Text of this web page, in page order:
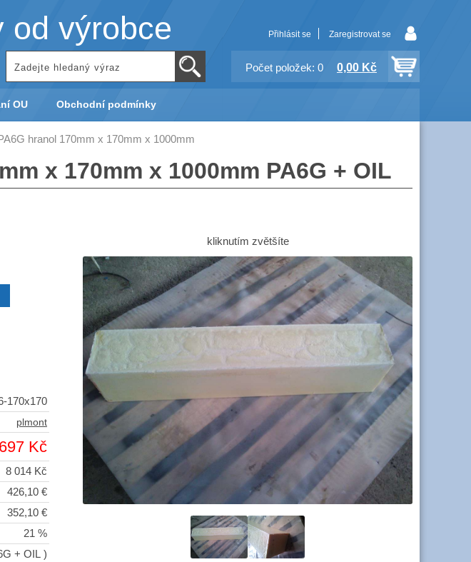
Přihlásit se Zaregistrovat se
Počet položek: 0 0,00 Kč
od výrobce
OU Obchodní podmínky
hranol 170mm x 170mm x 1000mm
x 170mm x 1000mm PA6G + OIL
kliknutím zvětšíte
170x170
plmont
Kč
8 014 Kč
426,10 €
352,10 €
21 %
+ OIL )